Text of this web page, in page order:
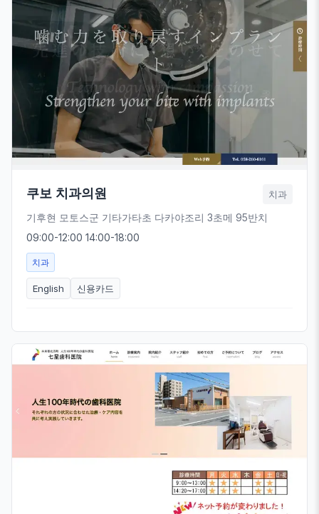
쿠보 치과의원 치과
기후현 모토스군 기타가타초 다카야조리 3초메 95반치
09:00-12:00 14:00-18:00
치과
English 신용카드